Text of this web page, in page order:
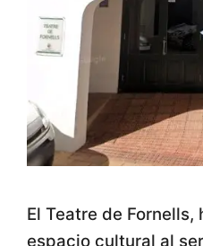
El Teatre de Fornells,
espacio cultural al